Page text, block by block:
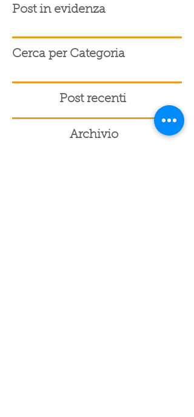
Post in evidenza
Cerca per Categoria
Post recenti
Archivio